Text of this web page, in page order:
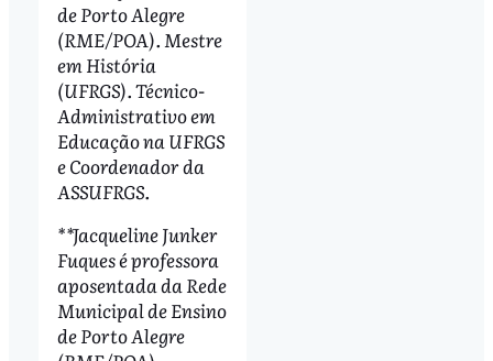
de Porto Alegre
(RME/POA). Mestre
em História
(UFRGS). Técnico-
Administrativo em
Educação na UFRGS
e Coordenador da
ASSUFRGS.
**Jacqueline Junker
Fuques é professora
aposentada da Rede
Municipal de Ensino
de Porto Alegre